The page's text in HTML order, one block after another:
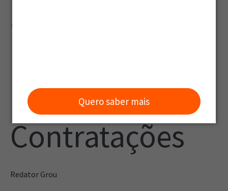
Quero saber mais
al: Como
nas
Contratações
Redator Grou